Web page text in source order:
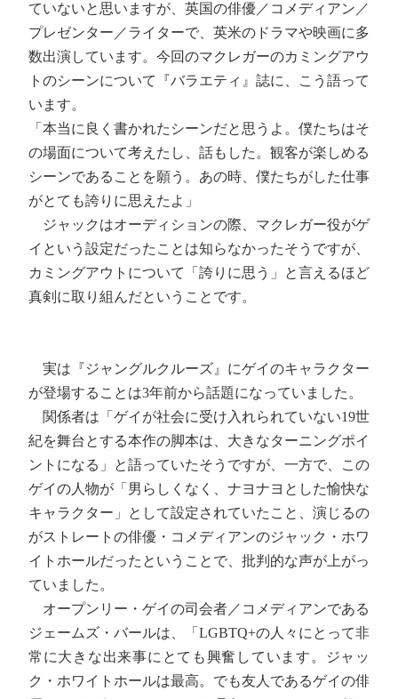
ていないと思いますが、英国の俳優／コメディアン／
プレゼンター／ライターで、英米のドラマや映画に多
数出演しています。今回のマクレガーのカミングアウ
トのシーンについて『バラエティ』誌に、こう語って
います。
「本当に良く書かれたシーンだと思うよ。僕たちはそ
の場面について考えたし、話もした。観客が楽しめる
シーンであることを願う。あの時、僕たちがした仕事
がとても誇りに思えたよ」
ジャックはオーディションの際、マクレガー役がゲ
イという設定だったことは知らなかったそうですが、
カミングアウトについて「誇りに思う」と言えるほど
真剣に取り組んだということです。
実は『ジャングルクルーズ』にゲイのキャラクター
が登場することは3年前から話題になっていました。
関係者は「ゲイが社会に受け入れられていない19世
紀を舞台とする本作の脚本は、大きなターニングポイ
ントになる」と語っていたそうですが、一方で、この
ゲイの人物が「男らしくなく、ナヨナヨとした愉快な
キャラクター」として設定されていたこと、演じるの
がストレートの俳優・コメディアンのジャック・ホワ
イトホールだったということで、批判的な声が上がっ
ていました。
オープンリー・ゲイの司会者／コメディアンである
ジェームズ・バールは、「LGBTQ+の人々にとって非
常に大きな出来事にとても興奮しています。ジャッ
ク・ホワイトホールは最高。でも友人であるゲイの俳